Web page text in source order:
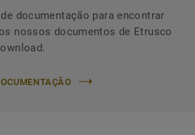
documentação para encontrar
nossos documentos de Etrusco